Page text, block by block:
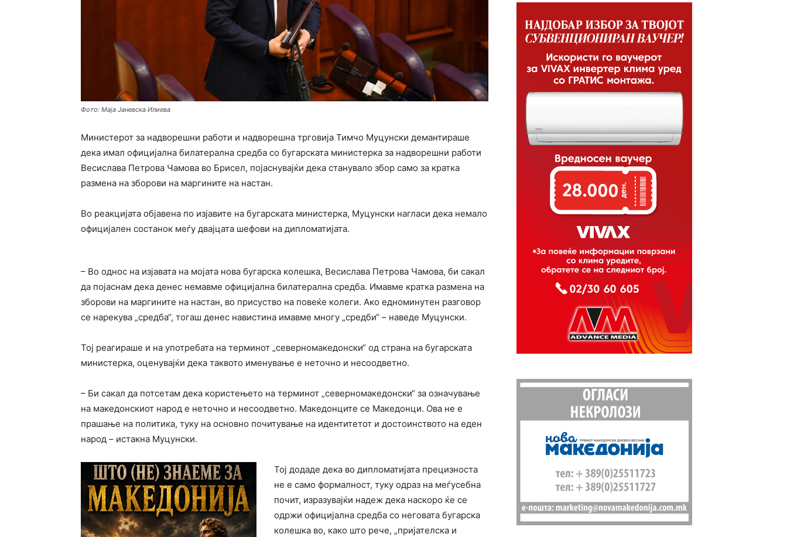
Фото: Маја Јаневска Илиева
Министерот за надворешни работи и надворешна трговија Тимчо Муцунски демантираше
дека имал официјална билатерална средба со бугарската министерка за надворешни работи
Весислава Петрова Чамова во Брисел, појаснувајќи дека станувало збор само за кратка
размена на зборови на маргините на настан.
Во реакцијата објавена по изјавите на бугарската министерка, Муцунски нагласи дека немало
официјален состанок меѓу двајцата шефови на дипломатијата.
– Во однос на изјавата на мојата нова бугарска колешка, Весислава Петрова Чамова, би сакал
да појаснам дека денес немавме официјална билатерална средба. Имавме кратка размена на
зборови на маргините на настан, во присуство на повеќе колеги. Ако едноминутен разговор
се нарекува „средба“, тогаш денес навистина имавме многу „средби“ – наведе Муцунски.
Тој реагираше и на употребата на терминот „северномакедонски“ од страна на бугарската
министерка, оценувајќи дека таквото именување е неточно и несоодветно.
– Би сакал да потсетам дека користењето на терминот „северномакедонски“ за означување
на македонскиот народ е неточно и несоодветно. Македонците се Македонци. Ова не е
прашање на политика, туку на основно почитување на идентитетот и достоинството на еден
народ – истакна Муцунски.
Тој додаде дека во дипломатијата прецизноста
не е само формалност, туку одраз на меѓусебна
почит, изразувајќи надеж дека наскоро ќе се
одржи официјална средба со неговата бугарска
колешка во, како што рече, „пријателска и